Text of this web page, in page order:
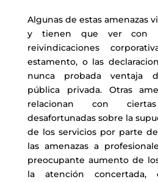
Algunas de estas amenazas
y tienen que ver con
reivindicaciones
estamento, o las
nunca probada ventaja
pública privada. Otras
relacionan con ciertas
desafortunadas sobre la
de los servicios por parte
las amenazas a
preocupante aumento de
la atención